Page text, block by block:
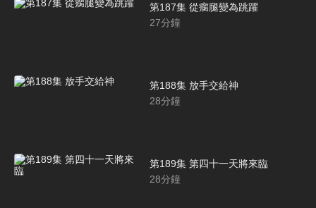
第187集 從瘸腿變為跳躍
27分鐘
第188集 放手交給神
28分鐘
第189集 第四十一天將來臨
28分鐘